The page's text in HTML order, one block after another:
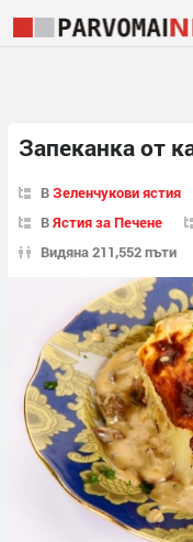
Запеканка от
ВЗеленчукови ястия
ВЯстия за Печене
Видяна 211,552 пъти